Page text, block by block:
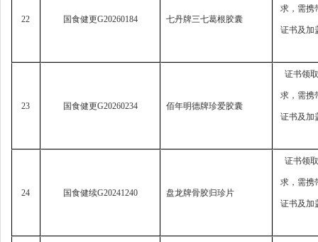
22 国食健更G20260184 七丹牌三七葛根胶囊
求， 需携
证书及加
23 国食健更G20260234 佰年明德牌珍爱胶囊
证书领
求， 需携
证书及加
24 国食健续G20241240 盘龙牌骨胶归珍片
证书领
求， 需携
证书及加